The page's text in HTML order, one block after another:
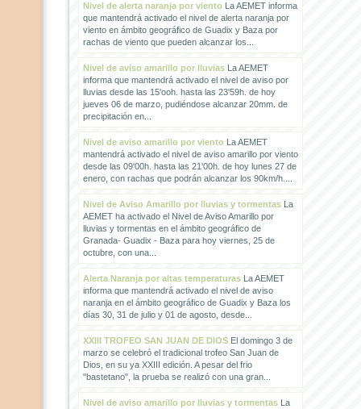
Nivel de alerta naranja por vientoLa AEMET informa
que mantendrá activado el nivel de alerta naranja por
viento en ámbito geográfico de Guadix y Baza por
rachas de viento que pueden alcanzar los...
Nivel de aviso amarillo por lluviasLa AEMET
informa que mantendrá activado el nivel de aviso por
lluvias desde las 15'ooh. hasta las 23'59h. de hoy
jueves 06 de marzo, pudiéndose alcanzar 20mm. de
precipitación en...
Nivel de aviso amarillo por vientoLa AEMET
mantendrá activado el nivel de aviso amarillo por viento
desde las 09'00h. hasta las 21'00h. de hoy lunes 27 de
enero, con rachas que podrán alcanzar los 90km/h....
Nivel de Aviso Amarillo por lluvias y tormentasLa
AEMET ha activado el Nivel de Aviso Amarillo por
lluvias y tormentas en el ámbito geográfico de
Granada- Guadix - Baza para hoy viernes, 25 de
octubre, con una...
Alerta Naranja por altas temperaturasLa AEMET
informa que mantendrá activado el nivel de aviso
naranja en el ámbito geográfico de Guadix y Baza los
días 30, 31 de julio y 01 de agosto, desde...
XXIII TROFEO SAN JUAN DE DIOSEl domingo 3 de
marzo se celebró el tradicional trofeo San Juan de
Dios, en su ya XXIII edición. A pesar del frio
"bastetano", la prueba se realizó con una gran...
Nivel de aviso amarillo por lluvias y tormentasLa